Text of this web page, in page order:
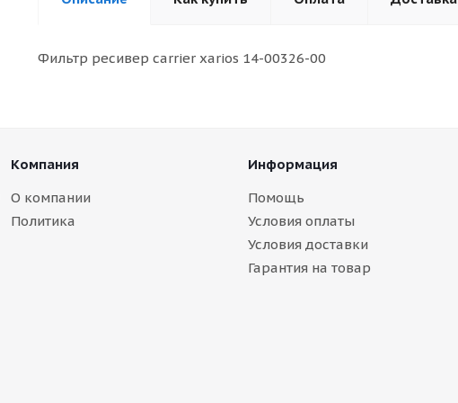
Фильтр ресивер carrier xarios 14-00326-00
Компания
О компании
Политика
Информация
Помощь
Условия оплаты
Условия доставки
Гарантия на товар